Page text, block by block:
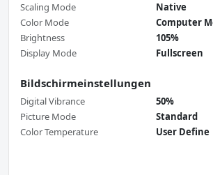
Scaling Mode
Native
Color Mode
Computer
Brightness
105%
Display Mode
Fullscreen
Bildschirmeinstellungen
Digital Vibrance
50%
Picture Mode
Standard
Color Temperature
User Define